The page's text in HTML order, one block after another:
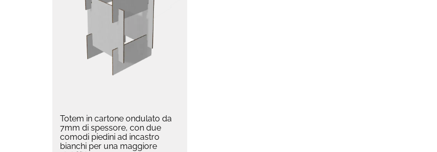
Totem in cartone ondulato da
7mm di spessore, con due
comodi piedini ad incastro
bianchi per una maggiore